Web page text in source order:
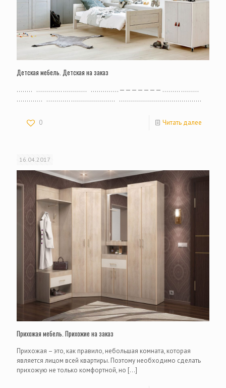
Детская мебель. Детская на заказ
…….. …………. ………… ………….. ——————— ……… ………
…………. ………… …………………. …………………………………..
0 Читать далее
16.04.2017
Прихожая мебель. Прихожие на заказ
Прихожая – это, как правило, небольшая комната, которая
является лицом всей квартиры. Поэтому необходимо сделать
прихожую не только комфортной, но […]